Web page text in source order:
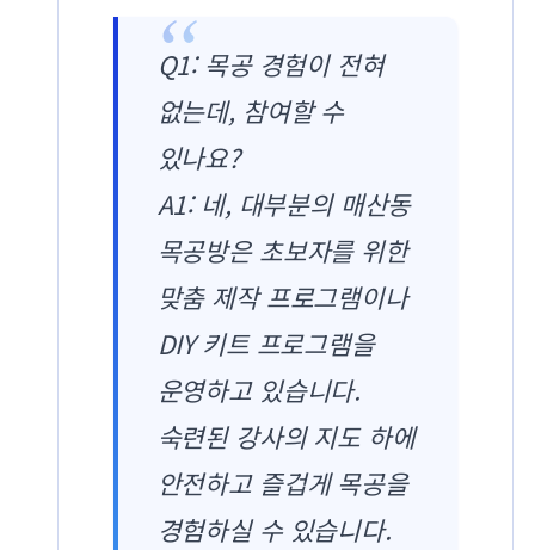
Q1: 목공 경험이 전혀
없는데, 참여할 수
있나요?
A1: 네, 대부분의 매산동
목공방은 초보자를 위한
맞춤 제작 프로그램이나
DIY 키트 프로그램을
운영하고 있습니다.
숙련된 강사의 지도 하에
안전하고 즐겁게 목공을
경험하실 수 있습니다.